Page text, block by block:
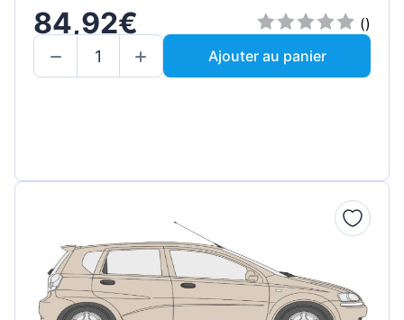
84,92€
()
Ajouter au panier